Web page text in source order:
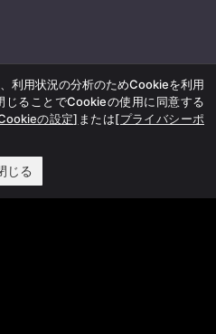
利用状況の分析のためCookieを利用
じることでCookieの使用に同意する
の設定] または[プライバシーポ
じる